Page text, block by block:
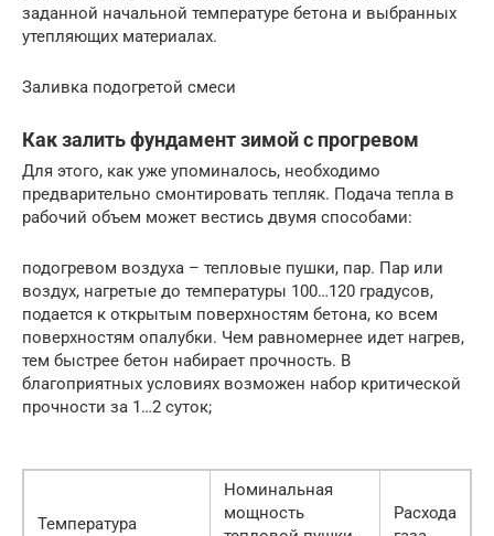
заданной начальной температуре бетона и выбранных
утепляющих материалах.
Заливка подогретой смеси
Как залить фундамент зимой с прогревом
Для этого, как уже упоминалось, необходимо
предварительно смонтировать тепляк. Подача тепла в
рабочий объем может вестись двумя способами:
подогревом воздуха – тепловые пушки, пар. Пар или
воздух, нагретые до температуры 100…120 градусов,
подается к открытым поверхностям бетона, ко всем
поверхностям опалубки. Чем равномернее идет нагрев,
тем быстрее бетон набирает прочность. В
благоприятных условиях возможен набор критической
прочности за 1…2 суток;
Температура
Номинальная
мощность
Расхода